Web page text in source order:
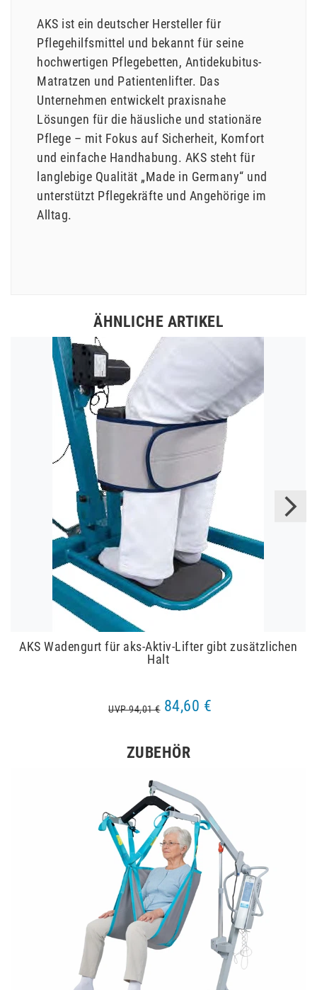
AKS ist ein deutscher Hersteller für
Pflegehilfsmittel und bekannt für seine
hochwertigen Pflegebetten, Antidekubitus-
Matratzen und Patientenlifter. Das
Unternehmen entwickelt praxisnahe
Lösungen für die häusliche und stationäre
Pflege – mit Fokus auf Sicherheit, Komfort
und einfache Handhabung. AKS steht für
langlebige Qualität „Made in Germany“ und
unterstützt Pflegekräfte und Angehörige im
Alltag.
ÄHNLICHE ARTIKEL
AKS Wadengurt für aks-Aktiv-Lifter gibt zusätzlichen
Halt
UVP 94,01 € 84,60 €
ZUBEHÖR